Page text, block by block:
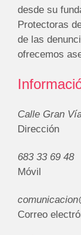
desde su
Protectoras
de las
ofrecemos
Calle Gran
Dirección
683 33 69 48
Móvil
Correo